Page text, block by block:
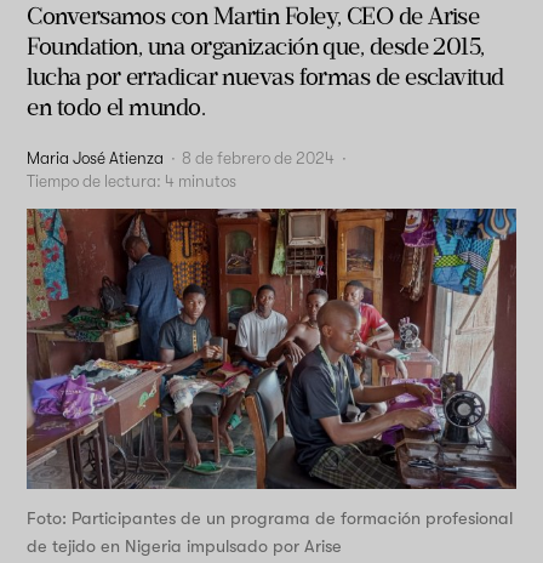
Conversamos con Martin Foley, CEO de Arise
Foundation, una organización que, desde 2015,
lucha por erradicar nuevas formas de esclavitud
en todo el mundo.
Maria José Atienza · 8 de febrero de 2024 ·
Tiempo de lectura: 4 minutos
Foto: Participantes de un programa de formación profesional
de tejido en Nigeria impulsado por Arise